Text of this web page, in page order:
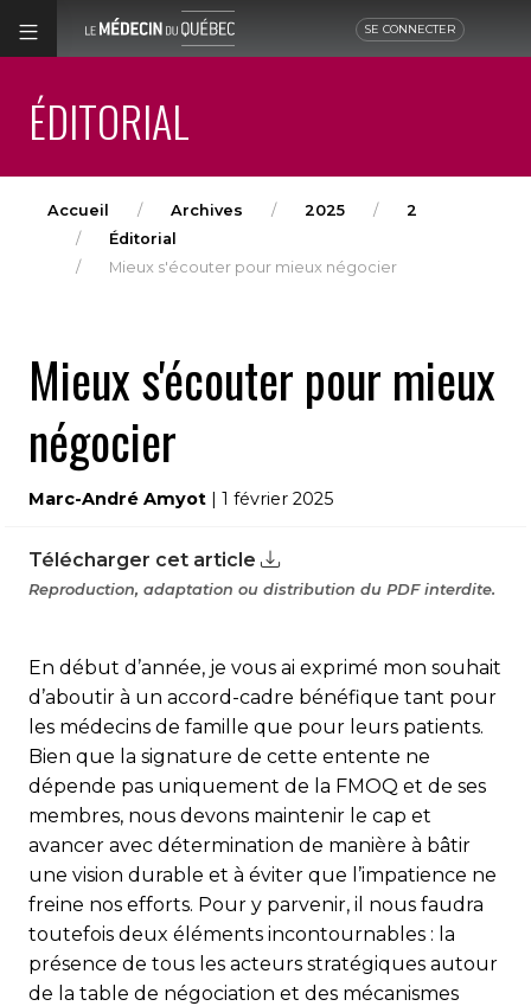
SE CONNECTER
ÉDITORIAL
Accueil Archives 2025
2
Éditorial
Mieux s'écouter pour mieux négocier
Mieux s'écouter pour mieux
négocier
Marc-André Amyot | 1 février 2025
Télécharger cet article
Reproduction, adaptation ou distribution du PDF interdite.
En début d’année, je vous ai exprimé mon souhait
d’aboutir à un accord-cadre bénéfique tant pour
les médecins de famille que pour leurs patients.
Bien que la signature de cette entente ne
dépende pas uniquement de la FMOQ et de ses
membres, nous devons maintenir le cap et
avancer avec détermination de manière à bâtir
une vision durable et à éviter que l’impatience ne
freine nos efforts. Pour y parvenir, il nous faudra
toutefois deux éléments incontournables : la
présence de tous les acteurs stratégiques autour
de la table de négociation et des mécanismes